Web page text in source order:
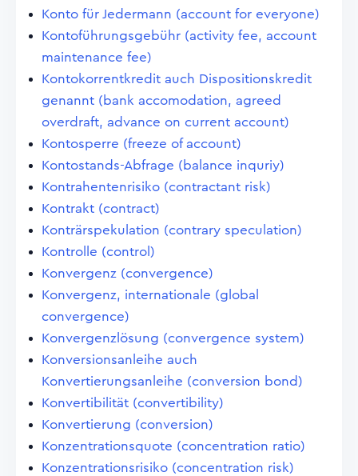
Konto für Jedermann (account for everyone)
Kontoführungsgebühr (activity fee, account
maintenance fee)
Kontokorrentkredit auch Dispositionskredit
genannt (bank accomodation, agreed
overdraft, advance on current account)
Kontosperre (freeze of account)
Kontostands-Abfrage (balance inquriy)
Kontrahentenrisiko (contractant risk)
Kontrakt (contract)
Konträrspekulation (contrary speculation)
Kontrolle (control)
Konvergenz (convergence)
Konvergenz, internationale (global
convergence)
Konvergenzlösung (convergence system)
Konversionsanleihe auch
Konvertierungsanleihe (conversion bond)
Konvertibilität (convertibility)
Konvertierung (conversion)
Konzentrationsquote (concentration ratio)
Konzentrationsrisiko (concentration risk)